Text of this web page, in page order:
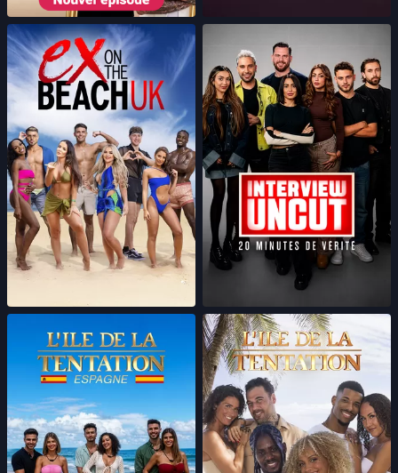
Ex on the Beach UK Interview Uncut
L'Île de la tentation
(Espagne)
L'île de la tentation